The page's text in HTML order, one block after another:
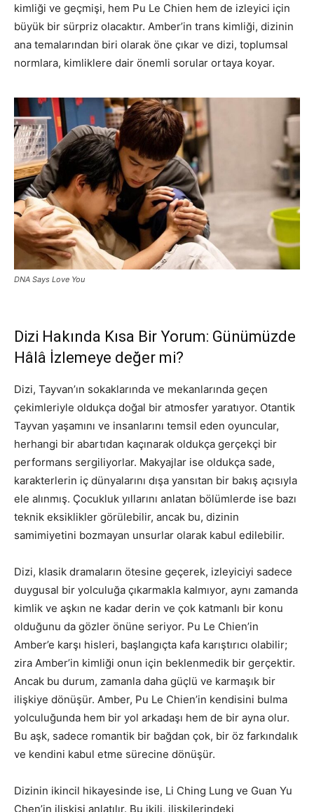
kimliği ve geçmişi, hem Pu Le Chien hem de izleyici için
büyük bir sürpriz olacaktır. Amber’in trans kimliği, dizinin
ana temalarından biri olarak öne çıkar ve dizi, toplumsal
normlara, kimliklere dair önemli sorular ortaya koyar.
DNA Says Love You
Dizi Hakında Kısa Bir Yorum: Günümüzde
Hâlâ İzlemeye değer mi?
Dizi, Tayvan’ın sokaklarında ve mekanlarında geçen
çekimleriyle oldukça doğal bir atmosfer yaratıyor. Otantik
Tayvan yaşamını ve insanlarını temsil eden oyuncular,
herhangi bir abartıdan kaçınarak oldukça gerçekçi bir
performans sergiliyorlar. Makyajlar ise oldukça sade,
karakterlerin iç dünyalarını dışa yansıtan bir bakış açısıyla
ele alınmış. Çocukluk yıllarını anlatan bölümlerde ise bazı
teknik eksiklikler görülebilir, ancak bu, dizinin
samimiyetini bozmayan unsurlar olarak kabul edilebilir.
Dizi, klasik dramaların ötesine geçerek, izleyiciyi sadece
duygusal bir yolculuğa çıkarmakla kalmıyor, aynı zamanda
kimlik ve aşkın ne kadar derin ve çok katmanlı bir konu
olduğunu da gözler önüne seriyor. Pu Le Chien’in
Amber’e karşı hisleri, başlangıçta kafa karıştırıcı olabilir;
zira Amber’in kimliği onun için beklenmedik bir gerçektir.
Ancak bu durum, zamanla daha güçlü ve karmaşık bir
ilişkiye dönüşür. Amber, Pu Le Chien’in kendisini bulma
yolculuğunda hem bir yol arkadaşı hem de bir ayna olur.
Bu aşk, sadece romantik bir bağdan çok, bir öz farkındalık
ve kendini kabul etme sürecine dönüşür.
Dizinin ikincil hikayesinde ise, Li Ching Lung ve Guan Yu
Chen’in ilişkisi anlatılır. Bu ikili, ilişkilerindeki